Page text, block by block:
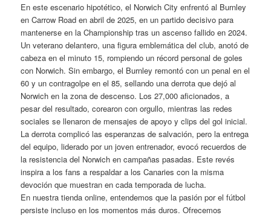
En este escenario hipotético, el Norwich City enfrentó al Burnley
en Carrow Road en abril de 2025, en un partido decisivo para
mantenerse en la Championship tras un ascenso fallido en 2024.
Un veterano delantero, una figura emblemática del club, anotó de
cabeza en el minuto 15, rompiendo un récord personal de goles
con Norwich. Sin embargo, el Burnley remontó con un penal en el
60 y un contragolpe en el 85, sellando una derrota que dejó al
Norwich en la zona de descenso. Los 27,000 aficionados, a
pesar del resultado, corearon con orgullo, mientras las redes
sociales se llenaron de mensajes de apoyo y clips del gol inicial.
La derrota complicó las esperanzas de salvación, pero la entrega
del equipo, liderado por un joven entrenador, evocó recuerdos de
la resistencia del Norwich en campañas pasadas. Este revés
inspira a los fans a respaldar a los Canaries con la misma
devoción que muestran en cada temporada de lucha.
En nuestra tienda online, entendemos que la pasión por el fútbol
persiste incluso en los momentos más duros. Ofrecemos